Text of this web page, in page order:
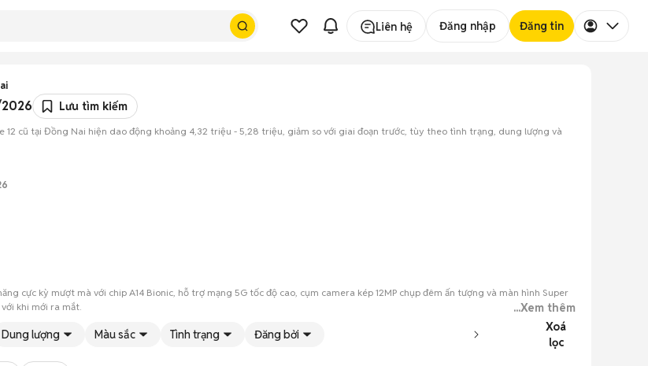
Liên hệ Đăng nhập Đăng tin
Lưu tìm kiếm
12 cũ tại Đồng Nai hiện dao động khoảng 4,32 triệu - 5,28 triệu, giảm so với giai đoạn trước, tùy theo tình trạng, dung lượng và
cực kỳ mượt mà với chip A14 Bionic, hỗ trợ mạng 5G tốc độ cao, cụm camera kép 12MP chụp đêm ấn tượng và màn hình Super
với khi mới ra mắt.
Biên Hòa, TP Long Khánh… với các phiên bản 64GB, 128GB, 256GB và các màu Đen, Trắng, Đỏ, Xanh lá, Xanh dương, Tím.
...Xem thêm
Dung lượng Màu sắc Tình trạng Đăng bởi
Xoá
lọc